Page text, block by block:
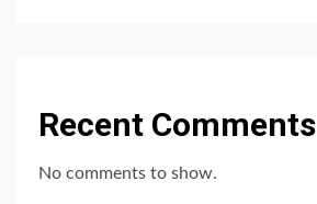
Recent Comments
No comments to show.